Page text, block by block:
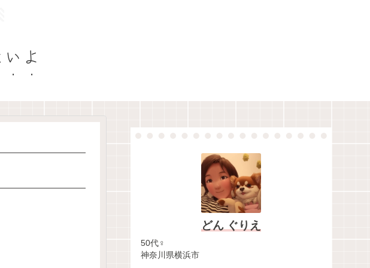
よ
どん ぐりえ
50代♀
神奈川県横浜市